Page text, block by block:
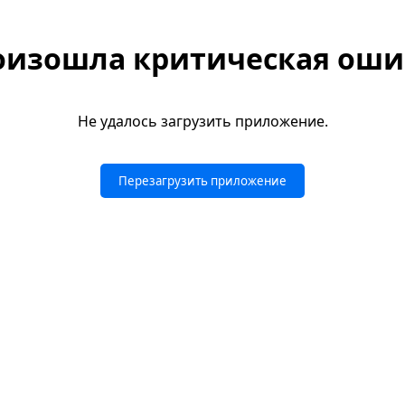
критическая
Не удалось загрузить приложение.
Перезагрузить приложение